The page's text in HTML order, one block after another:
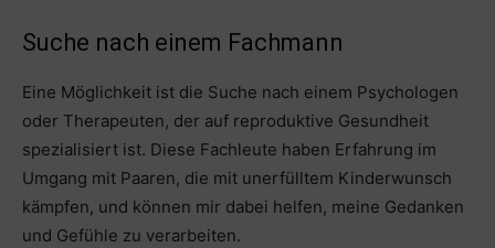
Suche nach einem Fachmann
Eine Möglichkeit ist die Suche nach einem Psychologen
oder Therapeuten, der auf reproduktive Gesundheit
spezialisiert ist. Diese Fachleute haben Erfahrung im
Umgang mit Paaren, die mit unerfülltem Kinderwunsch
kämpfen, und können mir dabei helfen, meine Gedanken
und Gefühle zu verarbeiten.